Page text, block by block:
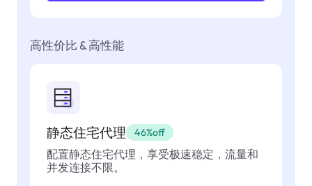
高性价比 & 高性能
静态住宅代理 46%off
配置静态住宅代理，享受极速稳定，流量和
并发连接不限。